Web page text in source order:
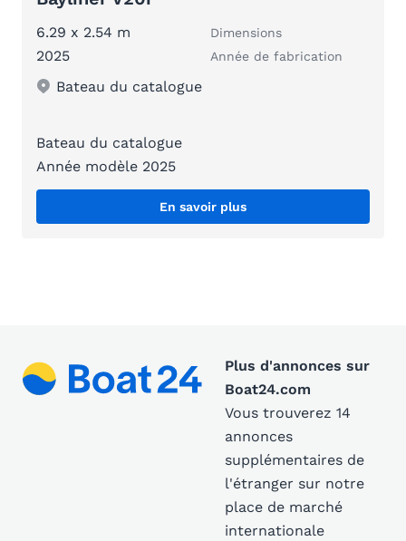
6.29 x 2.54 m Dimensions
2025 Année de fabrication
Bateau du catalogue
Bateau du catalogue
Année modèle 2025
En savoir plus
Plus d'annonces sur
Boat24.com
Vous trouverez 14
annonces
supplémentaires de
l'étranger sur notre
place de marché
internationale